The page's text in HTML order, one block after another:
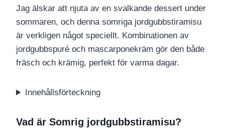
Jag älskar att njuta av en svalkande dessert under
sommaren, och denna somriga jordgubbstiramisu
är verkligen något speciellt. Kombinationen av
jordgubbspuré och mascarponekräm gör den både
fräsch och krämig, perfekt för varma dagar.
Innehållsförteckning
Vad är Somrig jordgubbstiramisu?